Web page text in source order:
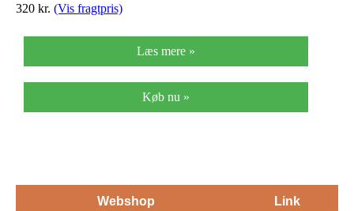
Pigment &
Brightening –
50 ml
320 kr. (Vis fragtpris)
Læs mere »
Køb nu »
Webshop Link